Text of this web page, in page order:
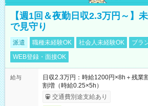
【週1回＆夜勤日収2.3万円～】
で見守り
派遣 職種未経験OK 社会人未経験OK
ブラ
WEB登録・面接OK
給与
日収2.3万円：時給1200円×8h＋残業
割増（時給0.25×5h）
交通費別途支給あり